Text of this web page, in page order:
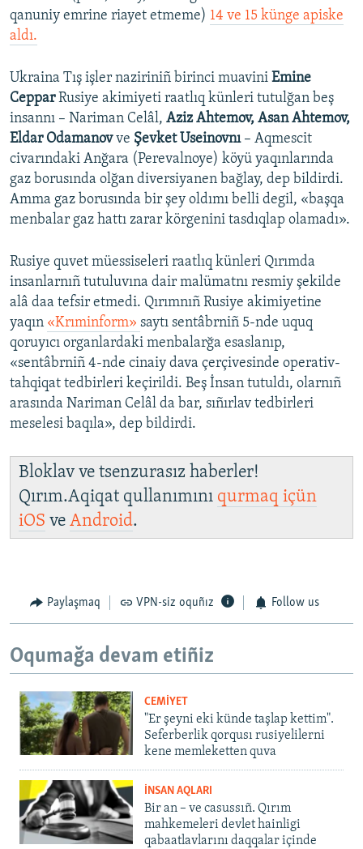
qanuniy emrine riayet etmeme) 14 ve 15 künge apiske
aldı.
Ukraina Tış işler naziriniñ birinci muavini Emine
CepparRusiye akimiyeti raatlıq künleri tutulğan beş
insannı – Nariman Celâl, Aziz Ahtemov, Asan Ahtemov,
Eldar Odamanovve Şevket Useinovnı – Aqmescit
civarındaki Anğara (Perevalnoye) köyü yaqınlarında
gaz borusında olğan diversiyanen bağlay, dep bildirdi.
Amma gaz borusında bir şey oldımı belli degil, «başqa
menbalar gaz hattı zarar körgenini tasdıqlap olamadı».
Rusiye quvet müessiseleri raatlıq künleri Qırımda
insanlarnıñ tutuluvına dair malümatnı resmiy şekilde
alâ daa tefsir etmedi. Qırımnıñ Rusiye akimiyetine
yaqın «Krıminform» saytı sentâbrniñ 5-nde uquq
qoruyıcı organlardaki menbalarğa esaslanıp,
«sentâbrniñ 4-nde cinaiy dava çerçivesinde operativ-
tahqiqat tedbirleri keçirildi. Beş İnsan tutuldı, olarnıñ
arasında Nariman Celâl da bar, sıñırlav tedbirleri
meselesi baqıla», dep bildirdi.
Bloklav ve tsenzurasız haberler!
Qırım.Aqiqat qullanımını qurmaq içün
iOS ve Android.
Paylaşmaq VPN-siz oquñız Follow us
Oqumağa devam etiñiz
CEMİYET
"Er şeyni eki künde taşlap kettim".
Seferberlik qorqusı rusiyelilerni
kene memleketten quva
İNSAN AQLARI
Bir an – ve casussıñ. Qırım
mahkemeleri devlet hainligi
qabaatlavlarını daqqalar içinde